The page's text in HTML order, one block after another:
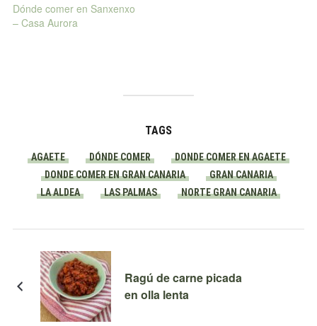
Dónde comer en Sanxenxo
– Casa Aurora
TAGS
AGAETE DÓNDE COMER
DONDE COMER EN AGAETE
DONDE COMER EN GRAN CANARIA
GRAN CANARIA
LA ALDEA
LAS PALMAS NORTE GRAN CANARIA
Ragú de carne picada
en olla lenta